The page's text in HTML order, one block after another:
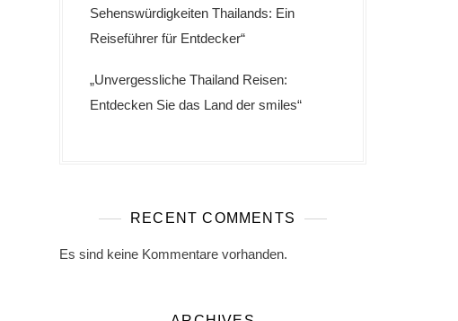
Sehenswürdigkeiten Thailands: Ein
Reiseführer für Entdecker“
„Unvergessliche Thailand Reisen:
Entdecken Sie das Land der smiles“
RECENT COMMENTS
Es sind keine Kommentare vorhanden.